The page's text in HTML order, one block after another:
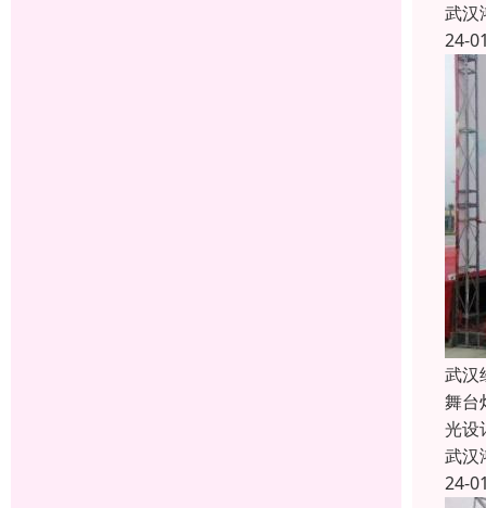
武汉
24-
武汉
舞台
光设
武汉
24-